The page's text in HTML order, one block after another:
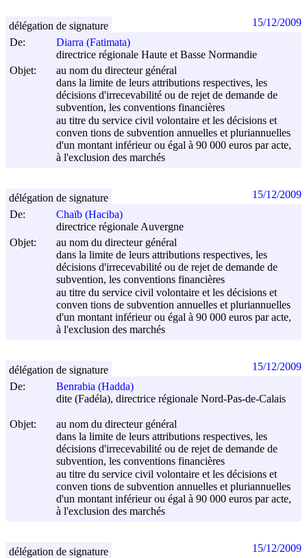
De:
Diarra (Fatimata)
directrice régionale Haute et Basse Normandie
Objet:
au nom du directeur général
dans la limite de leurs attributions respectives, les
décisions d'irrecevabilité ou de rejet de demande de
subvention, les conventions financières
au titre du service civil volontaire et les décisions et
conven tions de subvention annuelles et pluriannuelles
d'un montant inférieur ou égal à 90 000 euros par acte,
à l'exclusion des marchés
délégation de signature 15/12/2009
De:
Chaïb (Haciba)
directrice régionale Auvergne
Objet:
au nom du directeur général
dans la limite de leurs attributions respectives, les
décisions d'irrecevabilité ou de rejet de demande de
subvention, les conventions financières
au titre du service civil volontaire et les décisions et
conven tions de subvention annuelles et pluriannuelles
d'un montant inférieur ou égal à 90 000 euros par acte,
à l'exclusion des marchés
délégation de signature 15/12/2009
De:
Benrabia (Hadda)
dite (Fadéla), directrice régionale Nord-Pas-de-Calais
Objet:
au nom du directeur général
dans la limite de leurs attributions respectives, les
décisions d'irrecevabilité ou de rejet de demande de
subvention, les conventions financières
au titre du service civil volontaire et les décisions et
conven tions de subvention annuelles et pluriannuelles
d'un montant inférieur ou égal à 90 000 euros par acte,
à l'exclusion des marchés
délégation de signature 15/12/2009
délégation de signature 15/12/2009